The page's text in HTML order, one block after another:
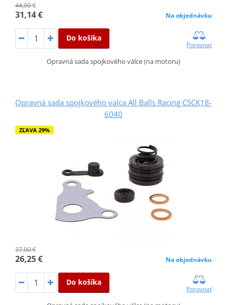
44,00 €
31,14 € Na objednávku
Do košíka
Porovnať
Opravná sada spojkového válce (na motoru)
Opravná sada spojkového valca All Balls Racing CSCK18-
6040
ZĽAVA 29%
37,00 €
26,25 € Na objednávku
Do košíka
Porovnať